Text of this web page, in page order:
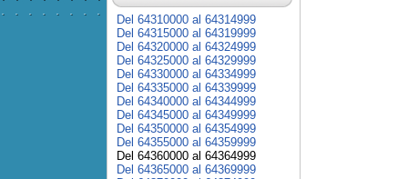
Del 64310000 al 64314999
Del 64315000 al 64319999
Del 64320000 al 64324999
Del 64325000 al 64329999
Del 64330000 al 64334999
Del 64335000 al 64339999
Del 64340000 al 64344999
Del 64345000 al 64349999
Del 64350000 al 64354999
Del 64355000 al 64359999
Del 64360000 al 64364999
Del 64365000 al 64369999